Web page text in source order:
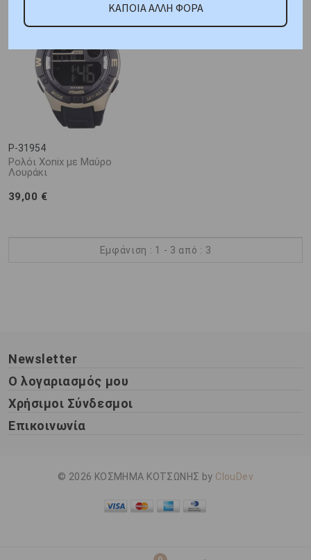
P-31954
Ρολόι Xonix με Μαύρο
Λουράκι
39,00 €
Εμφάνιση : 1 - 3 από : 3
Newsletter
Ο λογαριασμός μου
Χρήσιμοι Σύνδεσμοι
Επικοινωνία
© 2026 ΚΟΣΜΗΜΑ ΚΟΤΣΩΝΗΣ by ClouDev
ΚΑΠΟΙΑ ΑΛΛΗ ΦΟΡΑ